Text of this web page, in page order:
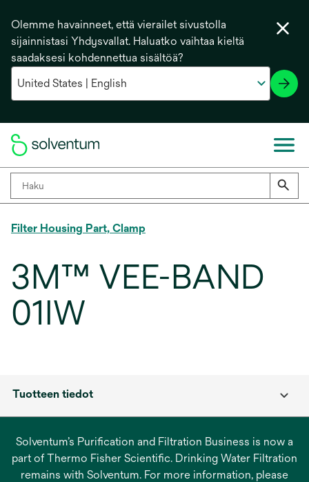
Olemme havainneet, että vierailet sivustolla
sijainnistasi Yhdysvallat. Haluatko vaihtaa kieltä
saadaksesi kohdennettua sisältöä?
Filter Housing Part, Clamp
3M™ VEE-BAND
01IW
Tuotteen tiedot
Solventum’s Purification and Filtration Business is now a
part of Thermo Fisher Scientific. Drinking Water Filtration
remains with Solventum. For more information, please